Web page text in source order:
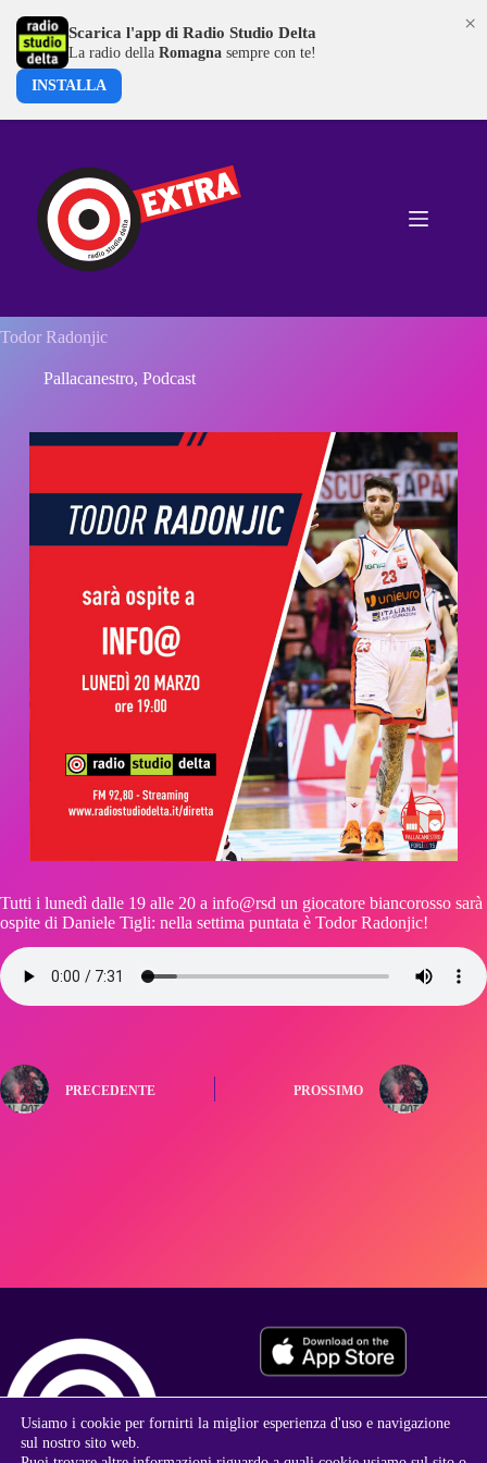
Todor Radonjic
Pallacanestro, Podcast
Tutti i lunedì dalle 19 alle 20 a info@rsd un giocatore biancorosso sarà
ospite di Daniele Tigli: nella settima puntata è Todor Radonjic!
PRECEDENTE PROSSIMO
Usiamo i cookie per fornirti la miglior esperienza d'uso e navigazione
sul nostro sito web.
×
Scarica l'app di Radio Studio Delta
La radio della Romagna sempre con te!
INSTALLA